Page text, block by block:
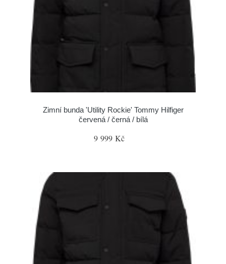
Zimní bunda 'Utility Rockie' Tommy Hilfiger
červená / černá / bílá
9 999 Kč